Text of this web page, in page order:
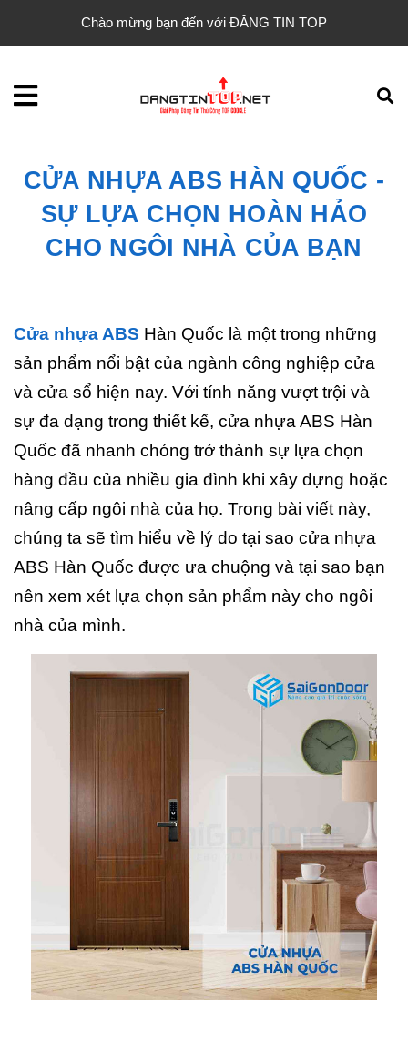
Chào mừng bạn đến với ĐĂNG TIN TOP
CỬA NHỰA ABS HÀN QUỐC -
SỰ LỰA CHỌN HOÀN HẢO
CHO NGÔI NHÀ CỦA BẠN
Cửa nhựa ABS Hàn Quốc là một trong những
sản phẩm nổi bật của ngành công nghiệp cửa
và cửa sổ hiện nay. Với tính năng vượt trội và
sự đa dạng trong thiết kế, cửa nhựa ABS Hàn
Quốc đã nhanh chóng trở thành sự lựa chọn
hàng đầu của nhiều gia đình khi xây dựng hoặc
nâng cấp ngôi nhà của họ. Trong bài viết này,
chúng ta sẽ tìm hiểu về lý do tại sao cửa nhựa
ABS Hàn Quốc được ưa chuộng và tại sao bạn
nên xem xét lựa chọn sản phẩm này cho ngôi
nhà của mình.